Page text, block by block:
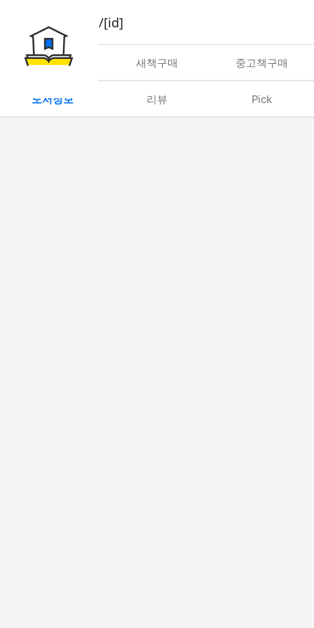
book/rent/[id]
대여 새책구매 중고책구매
도서정보 리뷰 Pick